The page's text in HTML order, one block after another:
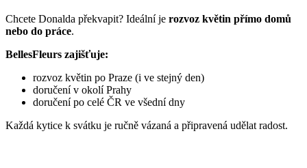
Chcete Donalda překvapit? Ideální je rozvoz květin přímo domů
nebo do práce.
BellesFleurs zajišťuje:
rozvoz květin po Praze (i ve stejný den)
doručení v okolí Prahy
doručení po celé ČR ve všední dny
Každá kytice k svátku je ručně vázaná a připravená udělat radost.